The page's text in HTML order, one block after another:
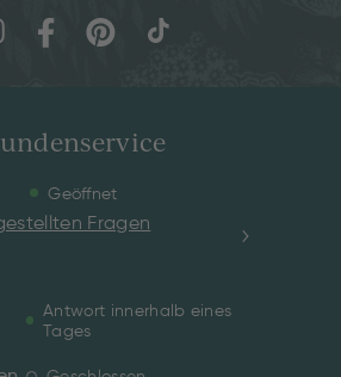
Geöffnet
Fragen
Antwort innerhalb eines
Tages